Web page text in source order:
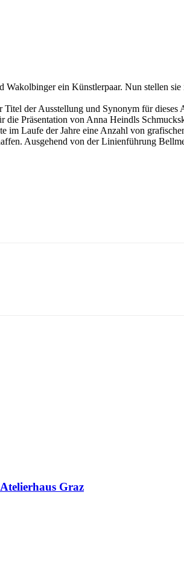
ein Künstlerpaar. Nun stellen
der Ausstellung und Synonym für dieses
Präsentation von Anna Heindls
Laufe der Jahre eine Anzahl von
Ausgehend von der Linienführung
Graz